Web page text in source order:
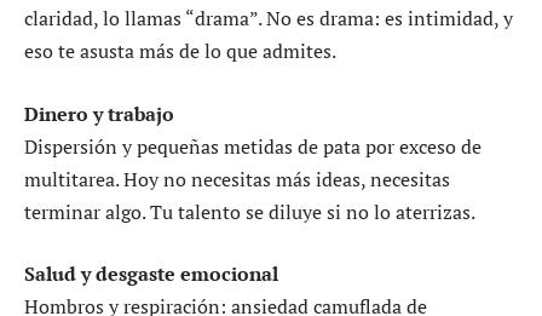
claridad, lo llamas “drama”. No es drama: es intimidad, y
eso te asusta más de lo que admites.
Dinero y trabajo
Dispersión y pequeñas metidas de pata por exceso de
multitarea. Hoy no necesitas más ideas, necesitas
terminar algo. Tu talento se diluye si no lo aterrizas.
Salud y desgaste emocional
Hombros y respiración: ansiedad camuflada de